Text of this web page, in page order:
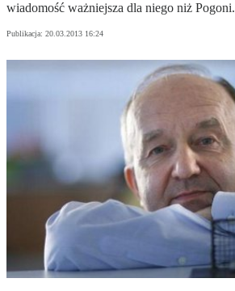
wiadomość ważniejsza dla niego niż Pogoni.
Publikacja: 20.03.2013 16:24